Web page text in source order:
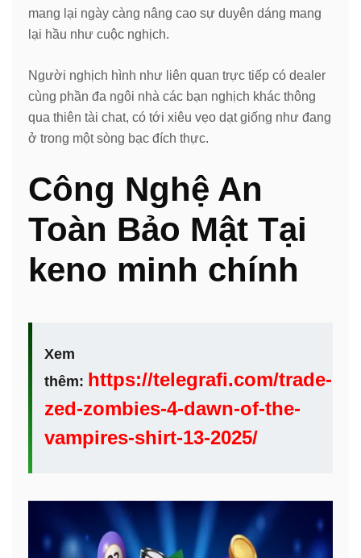
mang lại ngày càng nâng cao sự duyên dáng mang
lại hầu như cuộc nghịch.
Người nghịch hình như liên quan trực tiếp có dealer
cùng phần đa ngôi nhà các bạn nghịch khác thông
qua thiên tài chat, có tới xiêu vẹo dạt giống như đang
ở trong một sòng bạc đích thực.
Công Nghệ An
Toàn Bảo Mật Tại
keno minh chính
Xem
thêm: https://telegrafi.com/trade-
zed-zombies-4-dawn-of-the-
vampires-shirt-13-2025/